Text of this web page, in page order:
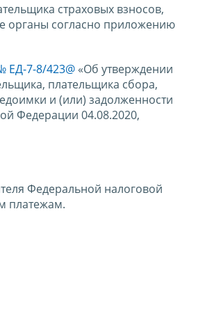
страховых взносов,
органы согласно приложению
ЕД-7-8/423@ «Об утверждении
плательщика сбора,
и (или) задолженности
Федерации 04.08.2020,
Федеральной налоговой
платежам.